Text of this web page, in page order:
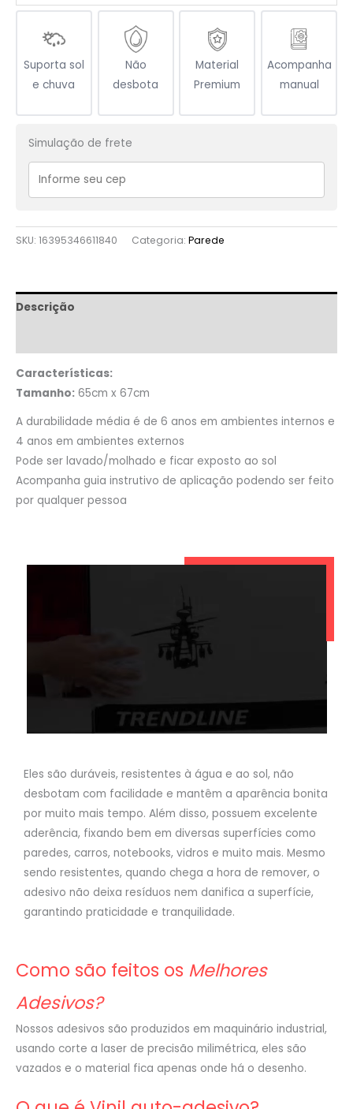
Suporta sol
e chuva
Não
desbota
Material
Premium
Acompanha
manual
Simulação de frete
SKU: 16395346611840 Categoria: Parede
Descrição
Características:
Tamanho: 65cm x 67cm
A durabilidade média é de 6 anos em ambientes internos e
4 anos em ambientes externos
Pode ser lavado/molhado e ficar exposto ao sol
Acompanha guia instrutivo de aplicação podendo ser feito
por qualquer pessoa
Eles são duráveis, resistentes à água e ao sol, não
desbotam com facilidade e mantêm a aparência bonita
por muito mais tempo. Além disso, possuem excelente
aderência, fixando bem em diversas superfícies como
paredes, carros, notebooks, vidros e muito mais. Mesmo
sendo resistentes, quando chega a hora de remover, o
adesivo não deixa resíduos nem danifica a superfície,
garantindo praticidade e tranquilidade.
Como são feitos os Melhores
Adesivos?
Nossos adesivos são produzidos em maquinário industrial,
usando corte a laser de precisão milimétrica, eles são
vazados e o material fica apenas onde há o desenho.